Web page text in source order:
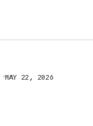
MAY 22, 2026